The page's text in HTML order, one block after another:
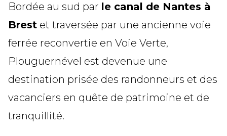
Bordée au sud par le canal de Nantes à
Brest et traversée par une ancienne voie
ferrée reconvertie en Voie Verte,
Plouguernével est devenue une
destination prisée des randonneurs et des
vacanciers en quête de patrimoine et de
tranquillité.